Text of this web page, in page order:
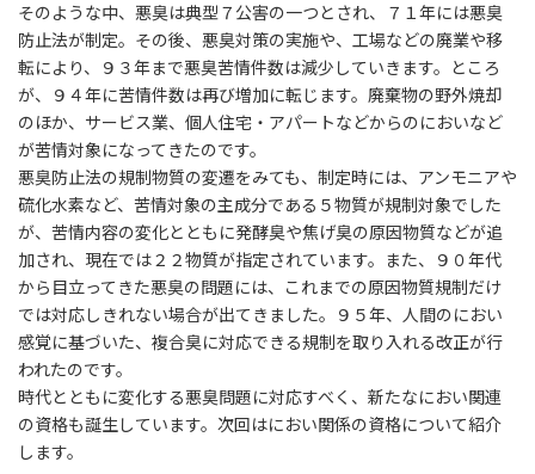
そのような中、悪臭は典型７公害の一つとされ、７１年には悪臭
防止法が制定。その後、悪臭対策の実施や、工場などの廃業や移
転により、９３年まで悪臭苦情件数は減少していきます。ところ
が、９４年に苦情件数は再び増加に転じます。廃棄物の野外焼却
のほか、サービス業、個人住宅・アパートなどからのにおいなど
が苦情対象になってきたのです。
悪臭防止法の規制物質の変遷をみても、制定時には、アンモニアや
硫化水素など、苦情対象の主成分である５物質が規制対象でした
が、苦情内容の変化とともに発酵臭や焦げ臭の原因物質などが追
加され、現在では２２物質が指定されています。また、９０年代
から目立ってきた悪臭の問題には、これまでの原因物質規制だけ
では対応しきれない場合が出てきました。９５年、人間のにおい
感覚に基づいた、複合臭に対応できる規制を取り入れる改正が行
われたのです。
時代とともに変化する悪臭問題に対応すべく、新たなにおい関連
の資格も誕生しています。次回はにおい関係の資格について紹介
します。